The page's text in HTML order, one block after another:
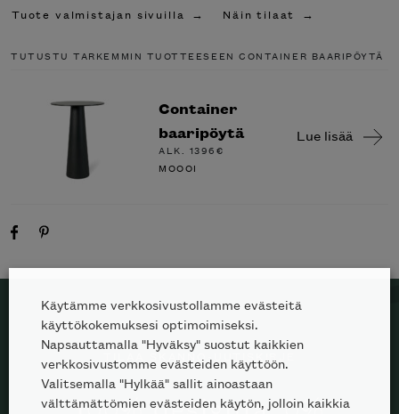
Tuote valmistajan sivuilla Näin tilaat
TUTUSTU TARKEMMIN TUOTTEESEEN CONTAINER BAARIPÖYTÄ
Container
baaripöytä
ALK. 1396€
MOOOI
Lue lisää
TILAA SKANNO-UUTISKIRJE
Käytämme verkkosivustollamme evästeitä
käyttökokemuksesi optimoimiseksi.
Napsauttamalla "Hyväksy" suostut kaikkien
verkkosivustomme evästeiden käyttöön.
Valitsemalla "Hylkää" sallit ainoastaan
välttämättömien evästeiden käytön, jolloin kaikkia